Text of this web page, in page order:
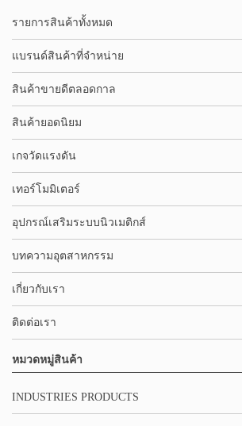
รายการสินค้าทั้งหมด
แบรนด์สินค้าที่จำหน่าย
สินค้าขายดีตลอดกาล
สินค้ายอดนิยม
เกจวัดแรงดัน
เทอร์โมมิเตอร์
อุปกรณ์เสริมระบบนิวเมติกส์
บทความอุตสาหกรรม
เกี่ยวกับเรา
ติดต่อเรา
หมวดหมู่สินค้า
INDUSTRIES PRODUCTS